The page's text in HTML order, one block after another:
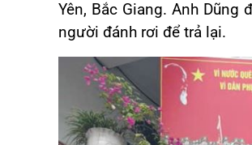
Yên, Bắc Giang. Anh
người đánh rơi để trả lại.